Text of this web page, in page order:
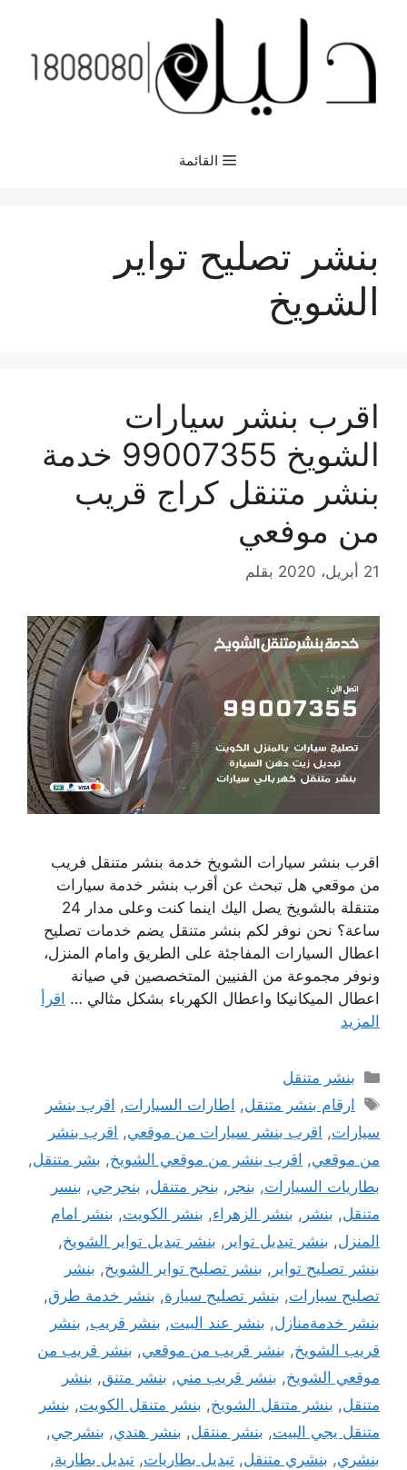
المحتوى
القائمة
بنشر تصليح تواير
الشويخ
اقرب بنشر سيارات
الشويخ 99007355 خدمة
بنشر متنقل كراج قريب
من موفعي
21 أبريل، 2020 بقلم
اقرب بنشر سيارات الشويخ خدمة بنشر متنقل فريب
من موقعي هل تبحث عن أقرب بنشر خدمة سيارات
متنقلة بالشويخ يصل اليك اينما كنت وعلى مدار 24
ساعة؟ نحن نوفر لكم بنشر متنقل يضم خدمات تصليح
اعطال السيارات المفاجئة على الطريق وامام المنزل،
ونوفر مجموعة من الفنيين المتخصصين في صيانة
اعطال الميكانيكا واعطال الكهرباء بشكل مثالي … اقرأ
المزيد
التصنيفات
بنشر متنقل
الوسوم
ارقام بنشر متنقل, اطارات السيارات, اقرب بنشر
سيارات, اقرب بنشر سيارات من موقعي, اقرب بنشر
من موقعي, اقرب بنشر من موقعي الشويخ, بشر متنقل,
بطاريات السيارات, بنجر , بنجر متنقل, بنجرجي, بنسر
متنقل, بنشر , بنشر الزهراء, بنشر الكويت, بنشر امام
المنزل, بنشر تبديل تواير , بنشر تبديل تواير الشويخ,
بنشر تصليح تواير , بنشر تصليح تواير الشويخ, بنشر
تصليح سيارات, بنشر تصليح سيارة, بنشر خدمة طرق,
بنشر خدمةمنازل, بنشر عند البيت, بنشر قريب, بنشر
قريب الشويخ, بنشر قريب من موقعي, بنشر قريب من
موقعي الشويخ, بنشر قريب مني, بنشر متنق, بنشر
متنقل, بنشر متنقل الشويخ, بنشر متنقل الكويت, بنشر
متنقل يجي البيت, بنشر منتقل, بنشر هندي, بنشرجي,
بنشري, بنشري متنقل, تبديل بطاريات, تبديل بطارية,